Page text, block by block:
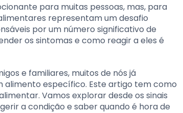
para muitas pessoas, mas, para
representam um desafio
por um número significativo de
os sintomas e como reagir a eles é
e familiares, muitos de nós já
alimento específico. Este artigo tem como
Vamos explorar desde os sinais
a condição e saber quando é hora de